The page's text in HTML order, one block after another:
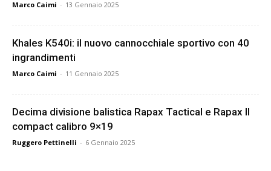
Marco Caimi - 13 Gennaio 2025
Khales K540i: il nuovo cannocchiale sportivo con 40
ingrandimenti
Marco Caimi - 11 Gennaio 2025
Decima divisione balistica Rapax Tactical e Rapax II
compact calibro 9×19
Ruggero Pettinelli - 6 Gennaio 2025